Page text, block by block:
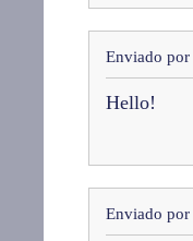
Enviado por
Hello!
Enviado por